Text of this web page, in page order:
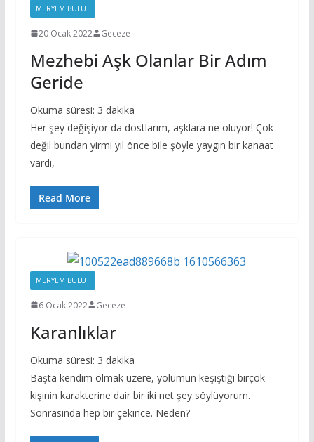
MERYEM BULUT
20 Ocak 2022 Geceze
Mezhebi Aşk Olanlar Bir Adım
Geride
Okuma süresi: 3 dakika
Her şey değişiyor da dostlarım, aşklara ne oluyor! Çok
değil bundan yirmi yıl önce bile şöyle yaygın bir kanaat
vardı,
Read More
MERYEM BULUT
6 Ocak 2022 Geceze
Karanlıklar
Okuma süresi: 3 dakika
Başta kendim olmak üzere, yolumun keşiştiği birçok
kişinin karakterine dair bir iki net şey söylüyorum.
Sonrasında hep bir çekince. Neden?